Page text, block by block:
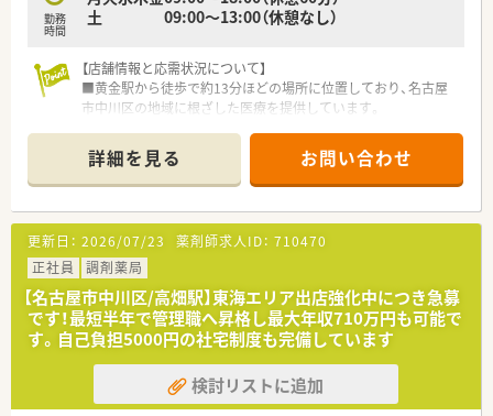
勤務
時間
土 09:00～13:00（休憩なし）
【店舗情報と応需状況について】
■黄金駅から徒歩で約13分ほどの場所に位置しており、名古屋
市中川区の地域に根ざした医療を提供しています。
師が無理なく業務に集中できる体制が整っています。
■応需科目の詳細については確認が必要ですが、常勤とパートが
連携して日々の調剤業務を円滑に進めています。
【募集背景と求める人物像について】
■今回はさらなるサービス向上と体制強化を目指した増員募集
であり、意欲のある方を急募にて受け入れています。
■調剤実務の経験がある方を求めており、これまでのスキルを活
かして即戦力として活躍できる環境が整っています。
■在宅業務の経験については問いませんので、新しい分野へ挑戦
したいという前向きな姿勢を持つ方を歓迎します。
【法人特徴について】
■地域医療に貢献することを大切にしており、患者様一人ひとり
詳細を見る お問い合わせ
更新日： 2026/07/23 薬剤師求人ID： 710470
正社員
調剤薬局
【名古屋市中川区/高畑駅】東海エリア出店強化中につき急募
です！最短半年で管理職へ昇格し最大年収710万円も可能で
す。自己負担5000円の社宅制度も完備しています
検討リストに追加